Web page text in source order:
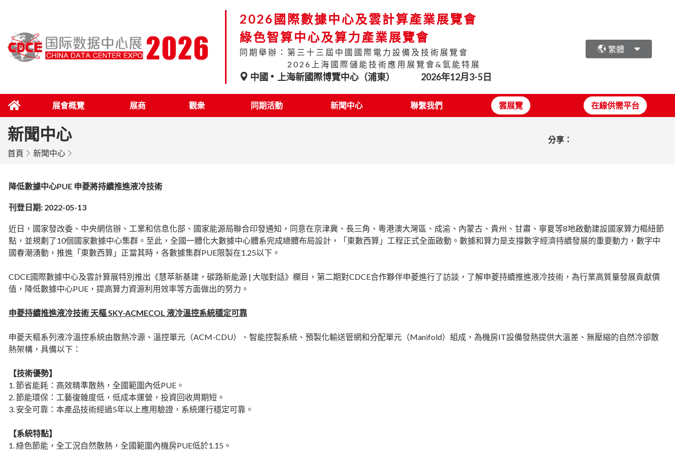
2026國際數據中心及雲計算產業展覽會
綠色智算中心及算力產業展覽會
同期舉辦：第三十三屆中國國際電力設備及技術展覽會
2026上海國際儲能技術應用展覽會&氫能特展
中國 上海新國際博覽中心（浦東） 2026年12月3-5日
繁體
展會概覽 展商 觀衆 同期活動 新聞中心 聯繫我們 雲展覽 在線供需平台
新聞中心
首頁 新聞中心
分享：
降低數據中心PUE 申菱將持續推進液冷技術
刊登日期: 2022-05-13
近日，國家發改委、中央網信辦、工業和信息化部、國家能源局聯合印發通知，同意在京津冀、長三角、粵港澳大灣區、成渝、內蒙古、貴州、甘肅、寧夏等8地啟動建設國家算力樞紐節
點，並規劃了10個國家數據中心集群。至此，全國一體化大數據中心體系完成總體布局設計，「東數西算」工程正式全面啟動。數據和算力是支撐數字經濟持續發展的重要動力，數字中
國春潮湧動，推進「東數西算」正當其時，各數據集群PUE限製在1.25以下。
CDCE國際數據中心及雲計算展特別推出《慧萃新基建，碳路新能源 | 大咖對話》欄目，第二期對CDCE合作夥伴申菱進行了訪談，了解申菱持續推進液冷技術，為行業高質量發展貢獻價
值，降低數據中心PUE，提高算力資源利用效率等方面做出的努力。
申菱持續推進液冷技術 天樞 SKY-ACMECOL 液冷溫控系統穩定可靠
申菱天樞系列液冷溫控系統由散熱冷源、溫控單元（ACM-CDU）、智能控製系統、預製化輸送管網和分配單元（Manifold）組成，為機房IT設備發熱提供大溫差、無壓縮的自然冷卻散
熱架構，具備以下：
【技術優勢】
1. 節省能耗：高效精準散熱，全國範圍內低PUE。
2. 節能環保：工藝復雜度低，低成本運營，投資回收周期短。
3. 安全可靠：本產品技術經過5年以上應用驗證，系統運行穩定可靠。
【系統特點】
1. 綠色節能，全工況自然散熱，全國範圍內機房PUE低於1.15。